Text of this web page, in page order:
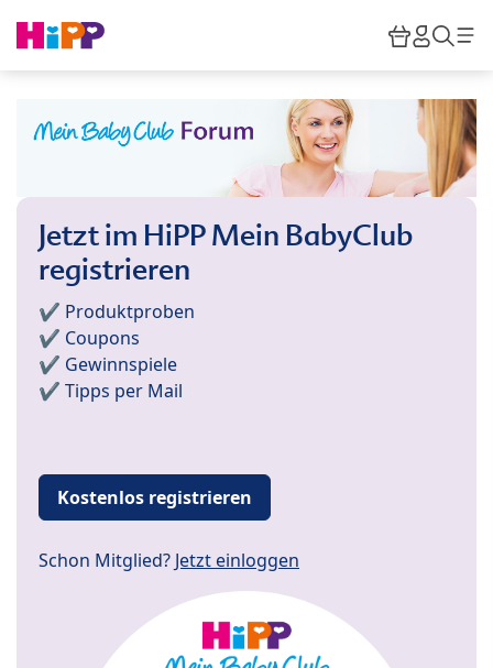
HiPP
Jetzt im HiPP Mein BabyClub
registrieren
✔️ Produktproben
✔️ Coupons
✔️ Gewinnspiele
✔️ Tipps per Mail
Kostenlos registrieren
Schon Mitglied? Jetzt einloggen